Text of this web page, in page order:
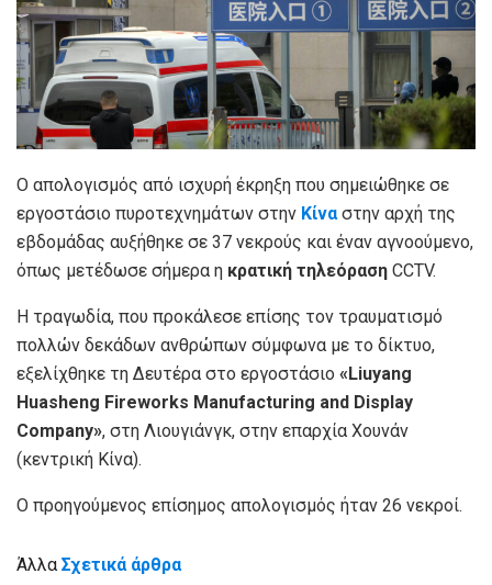
Ο απολογισμός από ισχυρή έκρηξη που σημειώθηκε σε
εργοστάσιο πυροτεχνημάτων στην Κίναστην αρχή της
εβδομάδας αυξήθηκε σε 37 νεκρούς και έναν αγνοούμενο,
όπως μετέδωσε σήμερα η κρατική τηλεόραση CCTV.
Η τραγωδία, που προκάλεσε επίσης τον τραυματισμό
πολλών δεκάδων ανθρώπων σύμφωνα με το δίκτυο,
εξελίχθηκε τη Δευτέρα στο εργοστάσιο «Liuyang
Huasheng Fireworks Manufacturing and Display
Company», στη Λιουγιάνγκ, στην επαρχία Χουνάν
(κεντρική Κίνα).
Ο προηγούμενος επίσημος απολογισμός ήταν 26 νεκροί.
Άλλα Σχετικά άρθρα